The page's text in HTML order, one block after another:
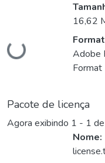
Carregando...
16,62
Adobe
Format
Pacote de licença
Agora exibindo 1 - 1
Nome: